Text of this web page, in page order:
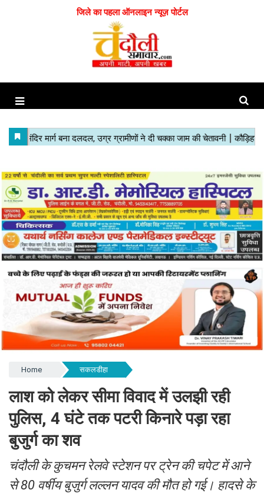
जिले का पहला ऑनलाइन न्यूज़ पोर्टल
Home सकलडीहा
लाश को लेकर सीमा विवाद में उलझी रही
पुलिस, 4 घंटे तक पटरी किनारे पड़ा रहा
बुजुर्ग का शव
चंदौली के कुचमन रेलवे स्टेशन पर ट्रेन की चपेट में आने
से 80 वर्षीय बुजुर्ग लल्लन यादव की मौत हो गई। हादसे के